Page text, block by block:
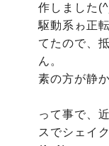
作しました
駆動系ゎ正
てたので、
ん。
素の方が静
って事で、
スでシェイ